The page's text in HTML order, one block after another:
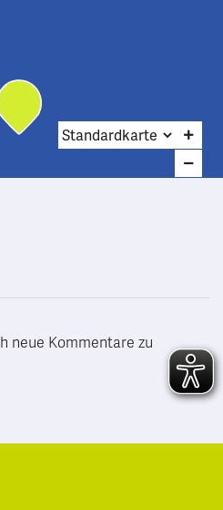
neue Kommentare zu